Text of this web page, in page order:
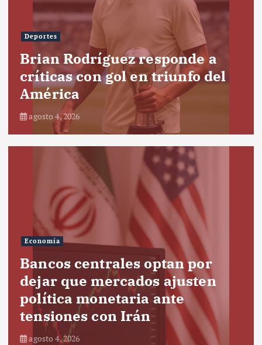
Deportes
Brian Rodríguez responde a
críticas con gol en triunfo del
América
agosto 4, 2026
Economía
Bancos centrales optan por
dejar que mercados ajusten
política monetaria ante
tensiones con Irán
agosto 4, 2026